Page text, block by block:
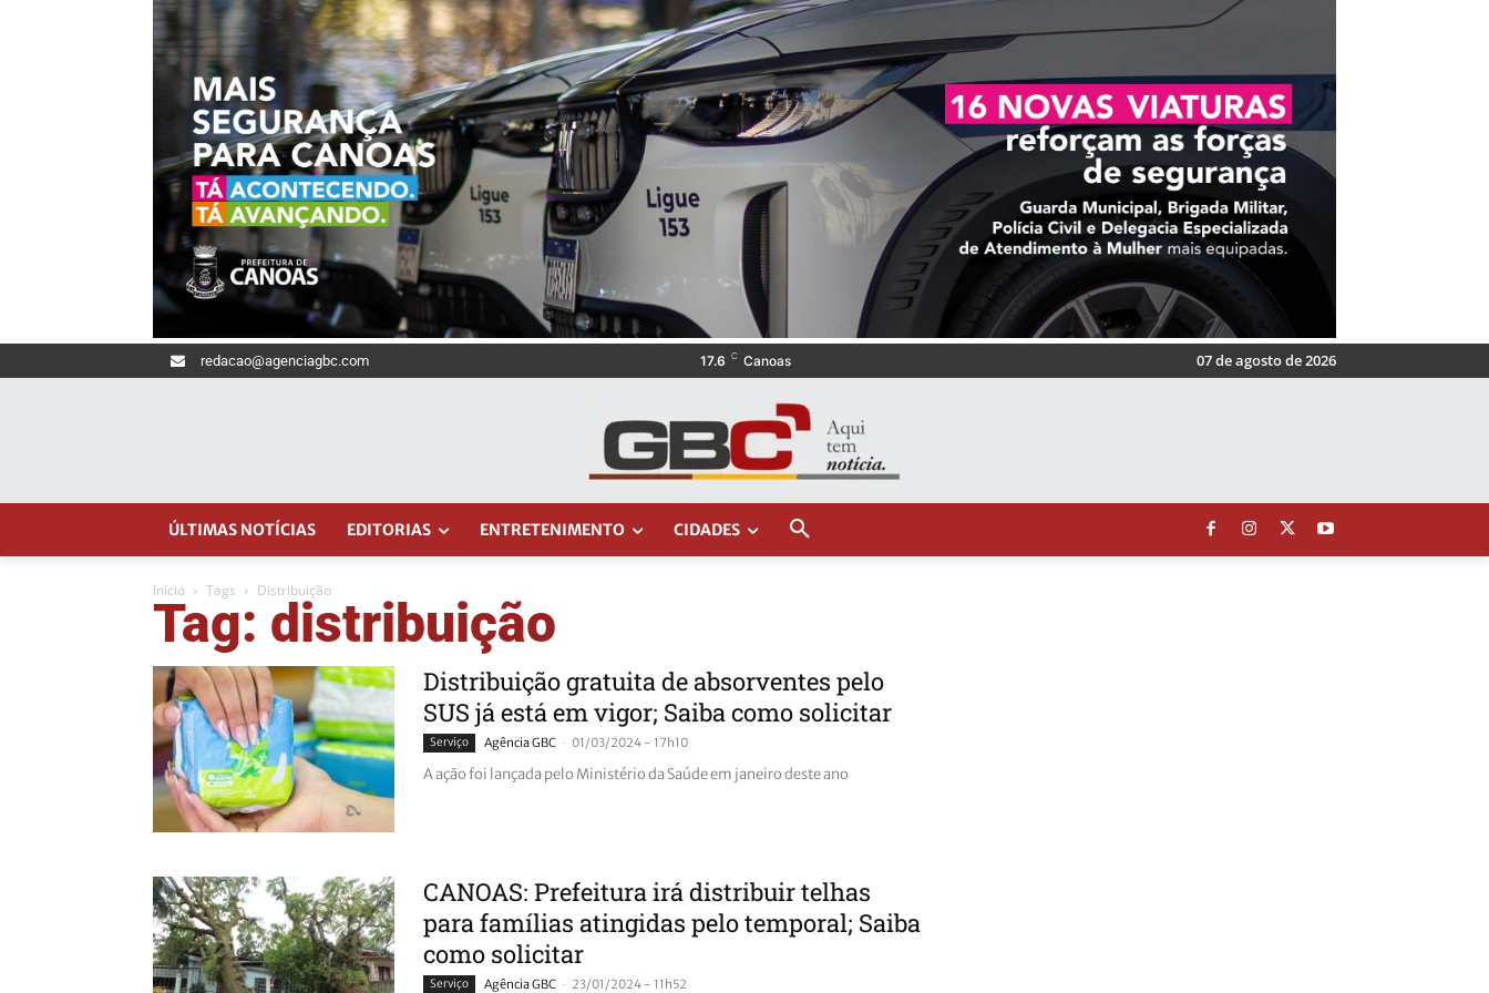
redacao@agenciagbc.com 17.6 C Canoas 07 de agosto de 2026
ÚLTIMAS NOTÍCIAS EDITORIAS ENTRETENIMENTO CIDADES
Início Tags Distribuição
Tag: distribuição
Distribuição gratuita de absorventes pelo
SUS já está em vigor; Saiba como solicitar
Serviço Agência GBC - 01/03/2024 - 17h10
A ação foi lançada pelo Ministério da Saúde em janeiro deste ano
CANOAS: Prefeitura irá distribuir telhas
para famílias atingidas pelo temporal; Saiba
como solicitar
Serviço Agência GBC - 23/01/2024 - 11h52